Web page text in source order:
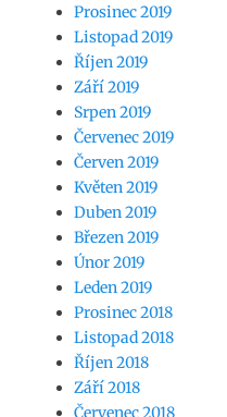
Prosinec 2019
Listopad 2019
Říjen 2019
Září 2019
Srpen 2019
Červenec 2019
Červen 2019
Květen 2019
Duben 2019
Březen 2019
Únor 2019
Leden 2019
Prosinec 2018
Listopad 2018
Říjen 2018
Září 2018
Červenec 2018